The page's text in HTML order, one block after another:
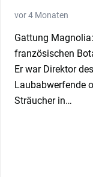
vor 4 Monaten
Gattung
französischen
Er war Direktor
Laubabwerfende
Sträucher in…